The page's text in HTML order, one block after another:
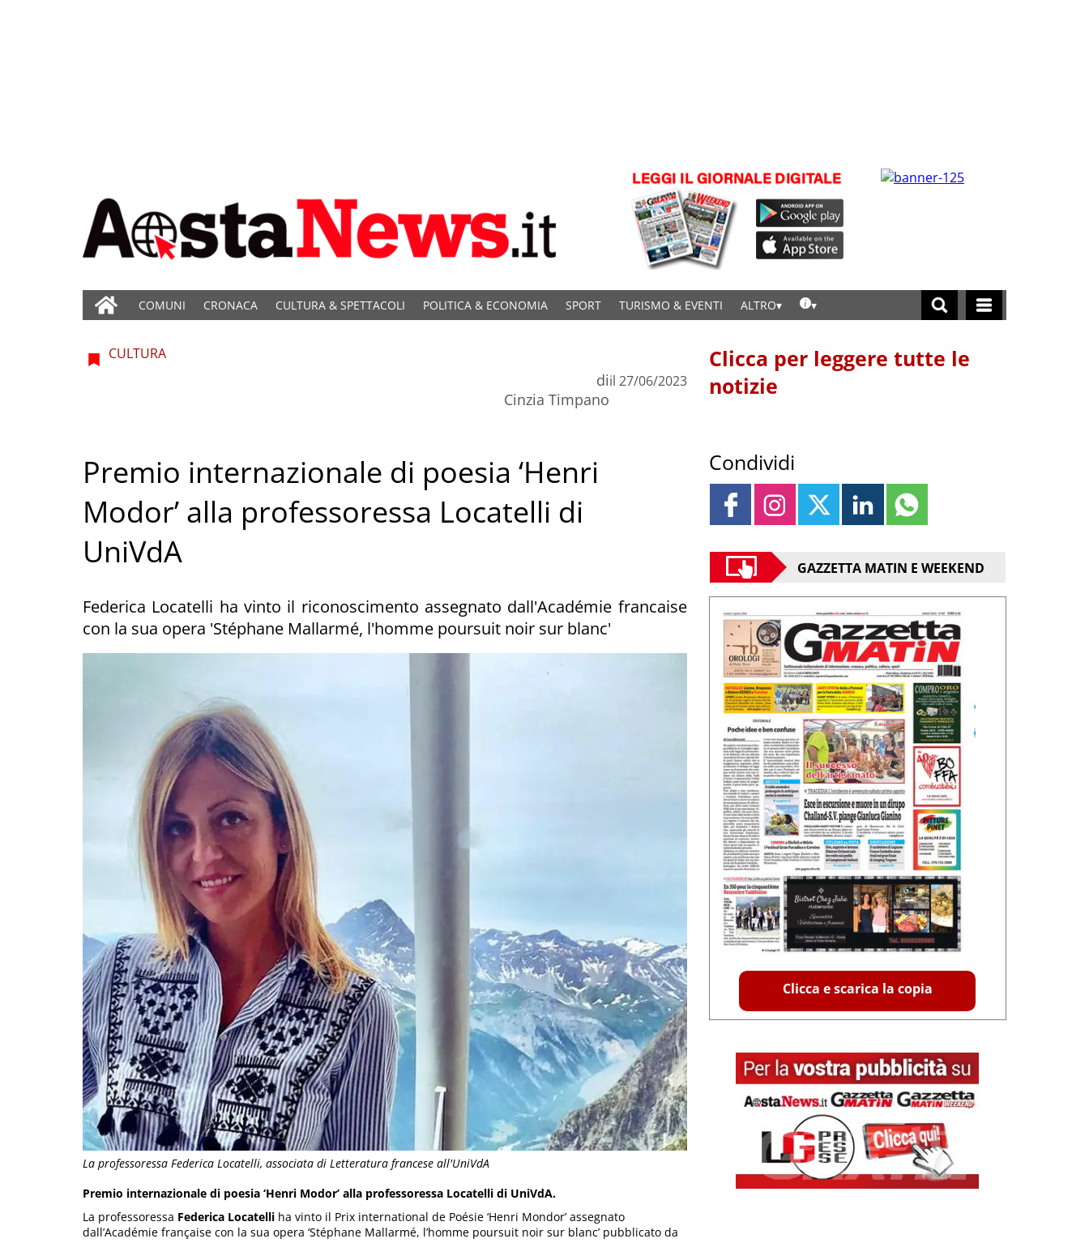
COMUNI CRONACA CULTURA & SPETTACOLI POLITICA & ECONOMIA SPORT TURISMO & EVENTI ALTRO
La professoressa Federica Locatelli, associata di Letteratura francese all'UniVdA
CULTURA
di
Cinzia Timpano
il 27/06/2023
Premio internazionale di poesia ‘Henri
Modor’ alla professoressa Locatelli di
UniVdA
Federica Locatelli ha vinto il riconoscimento assegnato dall'Académie francaise
con la sua opera 'Stéphane Mallarmé, l'homme poursuit noir sur blanc'
Premio internazionale di poesia ‘Henri Modor’ alla professoressa Locatelli di UniVdA.
La professoressa Federica Locatelli ha vinto il Prix international de Poésie ‘Henri Mondor’ assegnato
dall’Académie française con la sua opera ‘Stéphane Mallarmé, l’homme poursuit noir sur blanc’ pubblicato da
Clicca per leggere tutte le
notizie
Condividi
GAZZETTA MATIN E WEEKEND
Clicca e scarica la copia